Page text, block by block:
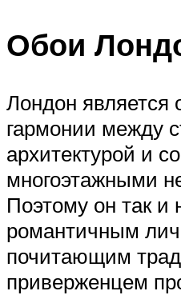
Обои
Лондон является
гармонии между
архитектурой и
многоэтажными
Поэтому он так и
романтичным
почитающим
приверженцем